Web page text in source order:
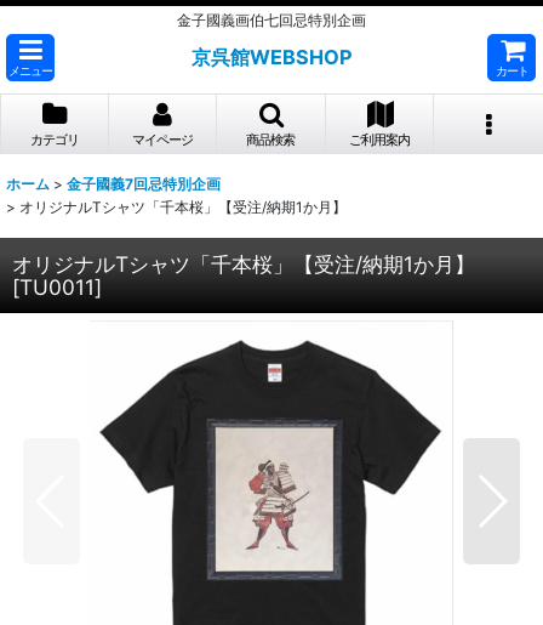
金子國義画伯七回忌特別企画
メニュー
京呉館WEBSHOP
カート
カテゴリ マイページ 商品検索 ご利用案内
ホーム > 金子國義7回忌特別企画
> オリジナルTシャツ「千本桜」【受注/納期1か月】
オリジナルTシャツ「千本桜」【受注/納期1か月】
[TU0011]